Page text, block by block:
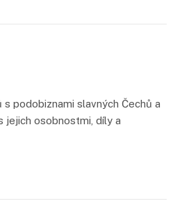
podobiznami slavných Čechů a
jejich osobnostmi, díly a